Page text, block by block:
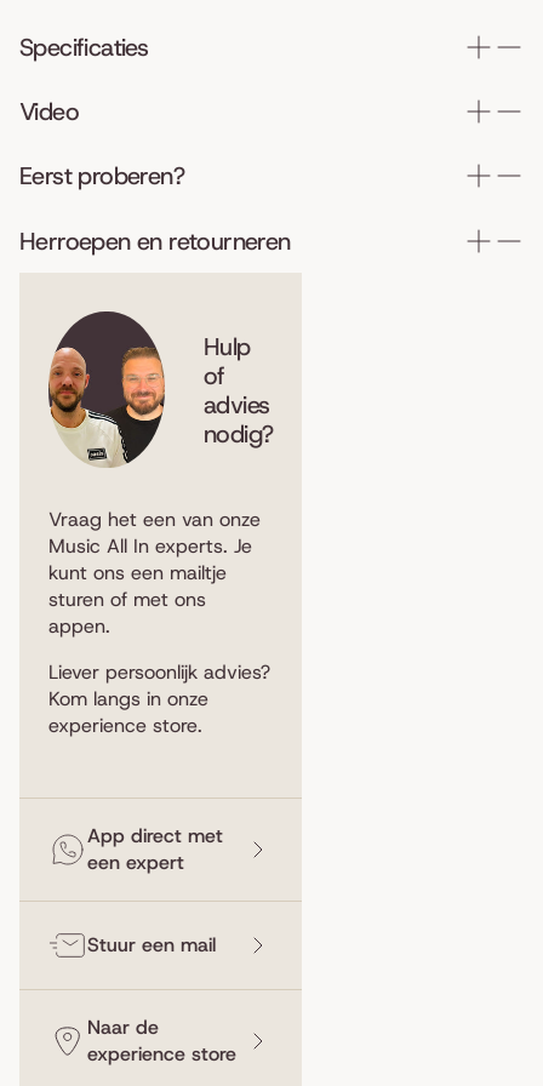
Specificaties
Video
Eerst proberen?
Herroepen en retourneren
Hulp
of
advies
nodig?
Vraag het een van onze
Music All In experts. Je
kunt ons een mailtje
sturen of met ons
appen.
Liever persoonlijk advies?
Kom langs in onze
experience store.
App direct met
een expert
Stuur een mail
Naar de
experience store